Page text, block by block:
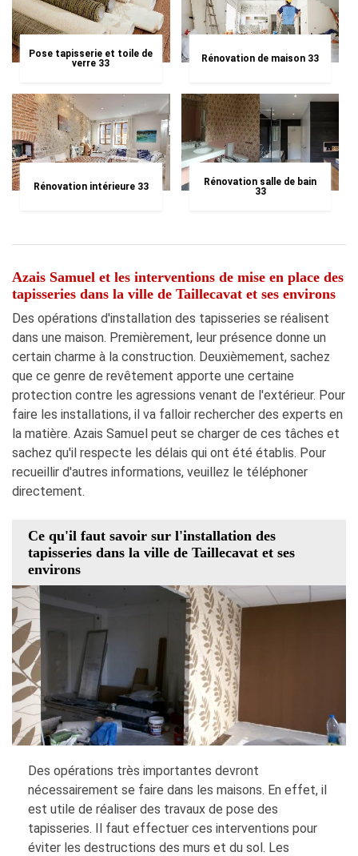
Pose tapisserie et toile de
verre 33
Rénovation de maison 33
Rénovation intérieure 33
Rénovation salle de bain
33
Azais Samuel et les interventions de mise en place des
tapisseries dans la ville de Taillecavat et ses environs
Des opérations d'installation des tapisseries se réalisent
dans une maison. Premièrement, leur présence donne un
certain charme à la construction. Deuxièmement, sachez
que ce genre de revêtement apporte une certaine
protection contre les agressions venant de l'extérieur. Pour
faire les installations, il va falloir rechercher des experts en
la matière. Azais Samuel peut se charger de ces tâches et
sachez qu'il respecte les délais qui ont été établis. Pour
recueillir d'autres informations, veuillez le téléphoner
directement.
Ce qu'il faut savoir sur l'installation des
tapisseries dans la ville de Taillecavat et ses
environs
Des opérations très importantes devront
nécessairement se faire dans les maisons. En effet, il
est utile de réaliser des travaux de pose des
tapisseries. Il faut effectuer ces interventions pour
éviter les destructions des murs et du sol. Les